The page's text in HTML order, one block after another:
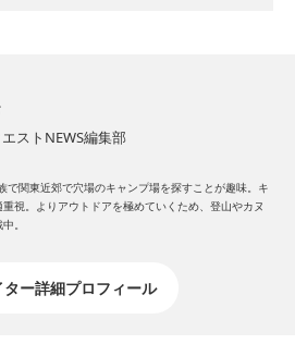
ストNEWS編集部
で関東近郊で穴場のキャンプ場を探すことが趣味。キ
視。よりアウトドアを極めていくため、登山やカヌ
。
ター詳細プロフィール